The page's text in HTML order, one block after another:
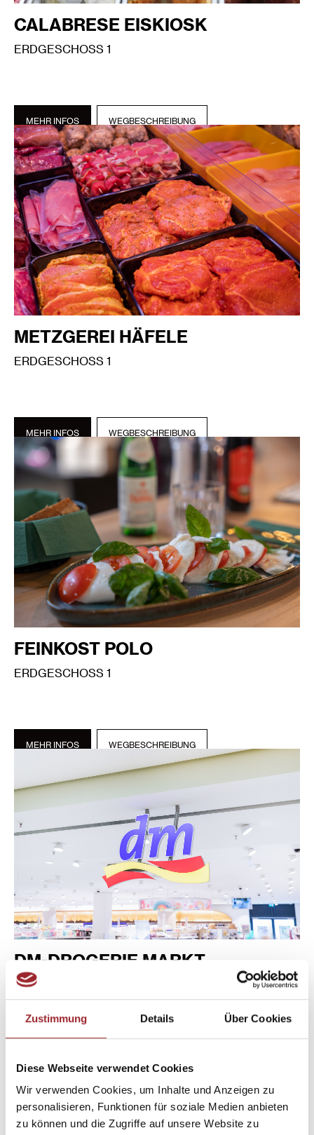
Zustimmung Details Über Cookies
Diese Webseite verwendet Cookies
Wir verwenden Cookies, um Inhalte und Anzeigen zu
personalisieren, Funktionen für soziale Medien anbieten
zu können und die Zugriffe auf unsere Website zu
CALABRESE EISKIOSK
ERDGESCHOSS 1
MEHR INFOS WEGBESCHREIBUNG
METZGEREI HÄFELE
ERDGESCHOSS 1
MEHR INFOS WEGBESCHREIBUNG
FEINKOST POLO
ERDGESCHOSS 1
MEHR INFOS WEGBESCHREIBUNG
DM-DROGERIE MARKT
ERDGESCHOSS 1